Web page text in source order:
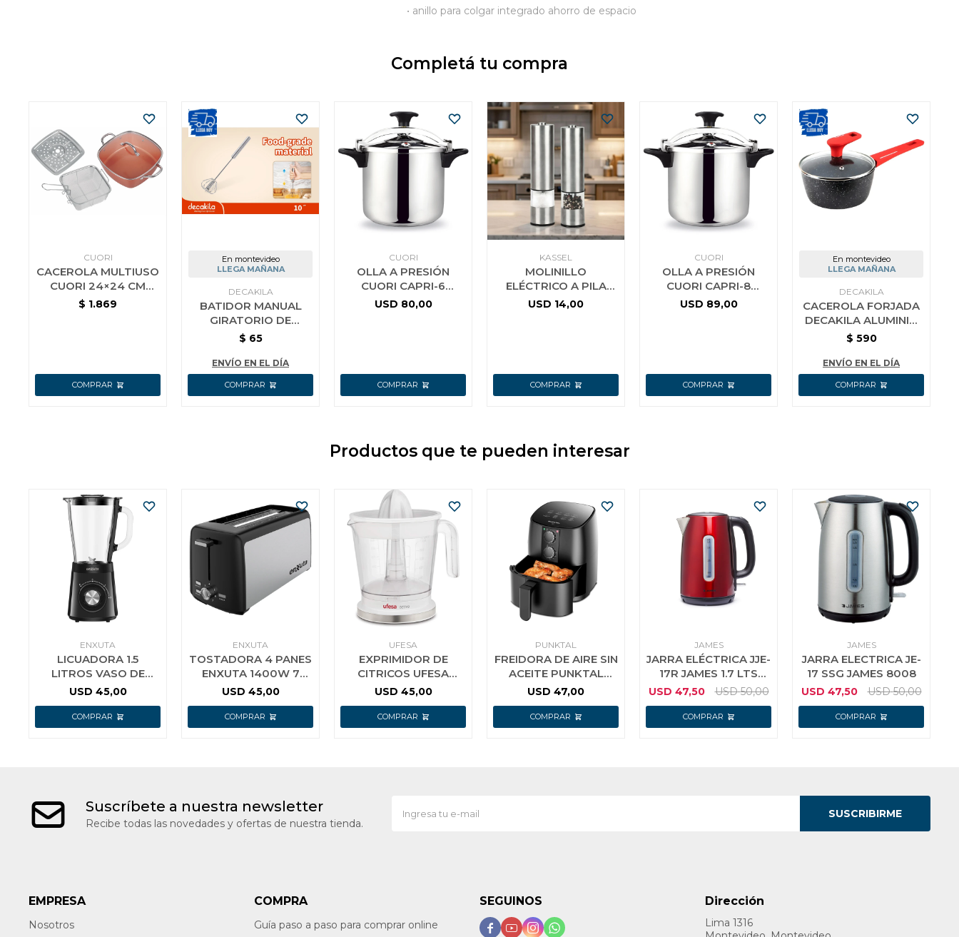
• anillo para colgar integrado ahorro de espacio
Completá tu compra
CUORI
CACEROLA MULTIUSO
CUORI 24×24 CM
MULTICHEF
$ 1.869
En montevideo
LLEGA MAÑANA
DECAKILA
BATIDOR MANUAL
GIRATORIO DE
COCINA AC INOX
$ 65
ENVÍO EN EL DÍA
CUORI
OLLA A PRESIÓN
CUORI CAPRI-6
ACERO INOX
USD 80,00
KASSEL
MOLINILLO
ELÉCTRICO A PILA
PARA SAL O PIMIENTA
USD 14,00
CUORI
OLLA A PRESIÓN
CUORI CAPRI-8
ACERO INOX.
USD 89,00
En montevideo
LLEGA MAÑANA
DECAKILA
CACEROLA FORJADA
DECAKILA ALUMINIO
16 CM
$ 590
ENVÍO EN EL DÍA
Productos que te pueden interesar
ENXUTA
LICUADORA 1.5
LITROS VASO DE
VIDRIO ENXUTA
USD 45,00
ENXUTA
TOSTADORA 4 PANES
ENXUTA 1400W 7
NIVELES
USD 45,00
UFESA
EXPRIMIDOR DE
CITRICOS UFESA
EX4942 F
USD 45,00
PUNKTAL
FREIDORA DE AIRE SIN
ACEITE PUNKTAL
4LTS 1400W
USD 47,00
JAMES
JARRA ELÉCTRICA JJE-
17R JAMES 1.7 LTS
2200W ROJO
USD 47,50 USD 50,00
JAMES
JARRA ELECTRICA JE-
17 SSG JAMES 8008
USD 47,50 USD 50,00
Suscríbete a nuestra newsletter
Recibe todas las novedades y ofertas de nuestra tienda.
SUSCRIBIRME
EMPRESA
Nosotros
COMPRA
Guía paso a paso para comprar online
Dirección
Lima 1316
SEGUINOS
   